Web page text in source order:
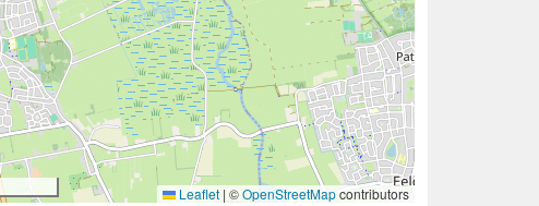
Leaflet | ©OpenStreetMapcontributors